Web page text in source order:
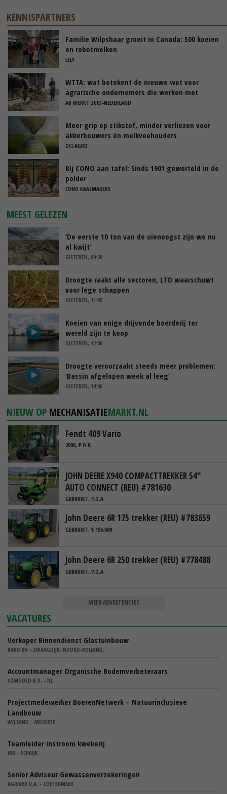
KENNISPARTNERS
Familie Wilpshaar groeit in Canada: 500 koeien
en robotmelken
LELY
WTTA: wat betekent de nieuwe wet voor
agrarische ondernemers die werken met
uitzendkrachten?
AB WERKT ZUID-NEDERLAND
Meer grip op stikstof, minder verliezen voor
akkerbouwers én melkveehouders
OCI AGRO
Bij CONO aan tafel: Sinds 1901 geworteld in de
polder
CONO KAASMAKERS
MEEST GELEZEN
‘De eerste 10 ton van de uienoogst zijn we nu
al kwijt’
GISTEREN, 09:28
Droogte raakt alle sectoren, LTO waarschuwt
voor lege schappen
GISTEREN, 11:05
Koeien van enige drijvende boerderij ter
wereld zijn te koop
GISTEREN, 12:00
Droogte veroorzaakt steeds meer problemen:
‘Bassin afgelopen week al leeg’
GISTEREN, 14:06
NIEUW OP MECHANISATIEMARKT.NL
Fendt 409 Vario
2000, P.O.A.
JOHN DEERE X940 COMPACTTREKKER 54"
AUTO CONNECT (REU) #781630
GEBRUIKT, P.O.A.
John Deere 6R 175 trekker (REU) #783659
GEBRUIKT, € 156.500
John Deere 6R 250 trekker (REU) #778488
GEBRUIKT, P.O.A.
MEER ADVERTENTIES
VACATURES
Verkoper Binnendienst Glastuinbouw
KARO BV - ZWAAGDIJK, NOORD-HOLLAND,
Accountmanager Organische Bodemverbeteraars
COMGOED B.V. - NL
Projectmedewerker BoerenNetwerk – Natuurinclusieve
Landbouw
WIJ.LAND - ABCOUDE
Teamleider instroom kwekerij
IBN - SCHAIJK
Senior Adviseur Gewassenverzekeringen
AGRIVER U.A. - ZOETERMEER